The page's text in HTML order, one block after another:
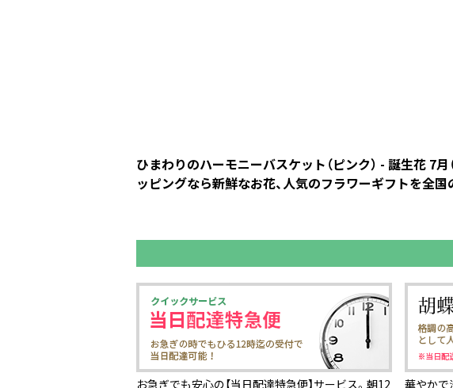
ひまわりのハーモニーバスケット（ピンク） - 誕生花 7
ッピングなら新鮮なお花、人気のフラワーギフトを全国
お急ぎでも安心の【当日配達特急便】サービス。朝12 華やかで